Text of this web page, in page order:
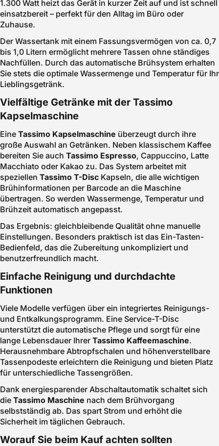
1.300 Watt heizt das Gerät in kurzer Zeit auf und ist schnell
einsatzbereit – perfekt für den Alltag im Büro oder
Zuhause.
Der Wassertank mit einem Fassungsvermögen von ca. 0,7
bis 1,0 Litern ermöglicht mehrere Tassen ohne ständiges
Nachfüllen. Durch das automatische Brühsystem erhalten
Sie stets die optimale Wassermenge und Temperatur für Ihr
Lieblingsgetränk.
Vielfältige Getränke mit der Tassimo
Kapselmaschine
Eine Tassimo Kapselmaschine überzeugt durch ihre
große Auswahl an Getränken. Neben klassischem Kaffee
bereiten Sie auch Tassimo Espresso, Cappuccino, Latte
Macchiato oder Kakao zu. Das System arbeitet mit
speziellen Tassimo T-Disc Kapseln, die alle wichtigen
Brühinformationen per Barcode an die Maschine
übertragen. So werden Wassermenge, Temperatur und
Brühzeit automatisch angepasst.
Das Ergebnis: gleichbleibende Qualität ohne manuelle
Einstellungen. Besonders praktisch ist das Ein-Tasten-
Bedienfeld, das die Zubereitung unkompliziert und
benutzerfreundlich macht.
Einfache Reinigung und durchdachte
Funktionen
Viele Modelle verfügen über ein integriertes Reinigungs-
und Entkalkungsprogramm. Eine Service-T-Disc
unterstützt die automatische Pflege und sorgt für eine
lange Lebensdauer Ihrer Tassimo Kaffeemaschine.
Herausnehmbare Abtropfschalen und höhenverstellbare
Tassenpodeste erleichtern die Reinigung und bieten Platz
für unterschiedliche Tassengrößen.
Dank energiesparender Abschaltautomatik schaltet sich
die Tassimo Maschine nach dem Brühvorgang
selbstständig ab. Das spart Strom und erhöht die
Sicherheit im täglichen Gebrauch.
Worauf Sie beim Kauf achten sollten